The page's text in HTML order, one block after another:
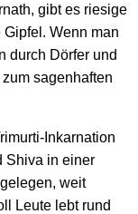
gibt es riesige
Wenn man
durch Dörfer und
sagenhaften
Inkarnation
Shiva in einer
weit
Leute lebt rund